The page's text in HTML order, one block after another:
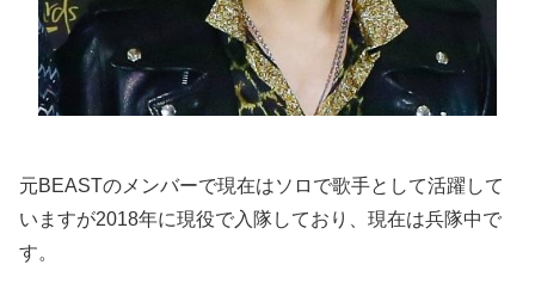
元BEASTのメンバーで現在はソロで歌手として活躍して
いますが2018年に現役で入隊しており、現在は兵隊中で
す。